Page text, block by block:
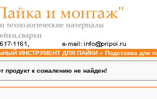
ИНСТРУМЕНТ ДЛЯ ПАЙКИ » Подставка для
продукт к сожалению не найден!